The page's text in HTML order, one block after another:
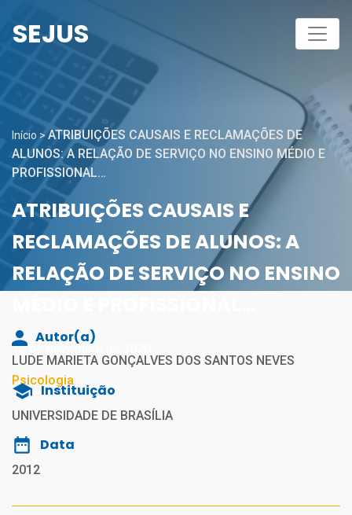
SEJUS
Início >ATRIBUIÇÕES CAUSAIS E RECLAMAÇÕES DE
ALUNOS: A RELAÇÃO DE SERVIÇO NO ENSINO MÉDIO E
PROFISSIONAL…
ATRIBUIÇÕES CAUSAIS E
RECLAMAÇÕES DE ALUNOS: A
RELAÇÃO DE SERVIÇO NO ENSINO
18 de dezembro de 2020
Psicologia
Autor(a)
LUDE MARIETA GONÇALVES DOS SANTOS NEVES
Instituição
UNIVERSIDADE DE BRASÍLIA
Data
2012